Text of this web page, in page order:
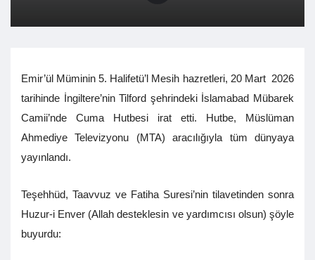
Emir’ül Müminin 5. Halifetü’l Mesih hazretleri, 20 Mart 2026
tarihinde İngiltere’nin Tilford şehrindeki İslamabad Mübarek
Camii’nde Cuma Hutbesi irat etti. Hutbe, Müslüman
Ahmediye Televizyonu (MTA) aracılığıyla tüm dünyaya
yayınlandı.
Teşehhüd, Taavvuz ve Fatiha Suresi’nin tilavetinden sonra
Huzur-i Enver (Allah desteklesin ve yardımcısı olsun) şöyle
buyurdu: